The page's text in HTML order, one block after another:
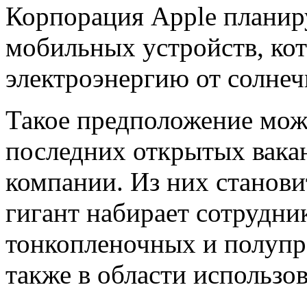
Корпорация Apple
мобильных устройств,
электроэнергию от
Такое предположение
последних открытых
компании. Из них
гигант набирает
тонкопленочных и
также в области